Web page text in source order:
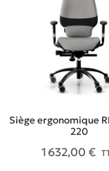
Siège ergonomique
220
1 632,00 €